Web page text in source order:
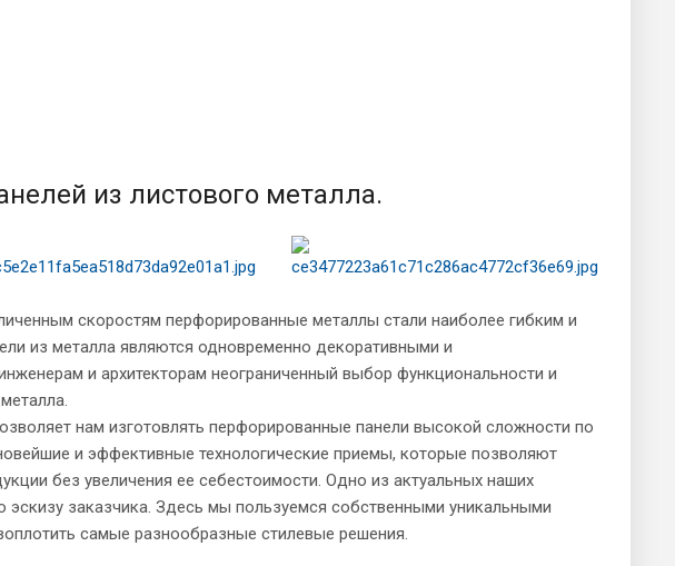
из листового металла.
скоростям перфорированные металлы стали наиболее гибким и
из металла являются одновременно декоративными и
и архитекторам неограниченный выбор функциональности и
нам изготовлять перфорированные панели высокой сложности по
и эффективные технологические приемы, которые позволяют
без увеличения ее себестоимости. Одно из актуальных наших
заказчика. Здесь мы пользуемся собственными уникальными
самые разнообразные стилевые решения.